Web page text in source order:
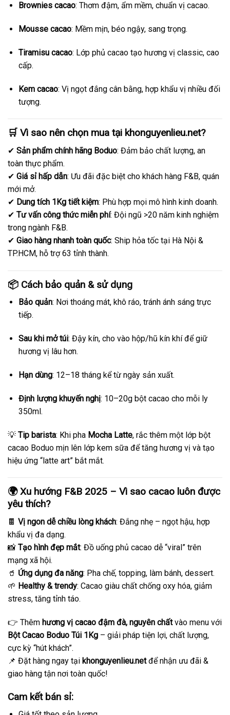
Brownies cacao: Thơm đậm, ẩm mềm, chuẩn vị cacao.
Mousse cacao: Mềm mịn, béo ngậy, sang trọng.
Tiramisu cacao: Lớp phủ cacao tạo hương vị classic, cao
cấp.
Kem cacao: Vị ngọt đắng cân bằng, hợp khẩu vị nhiều đối
tượng.
🛒 Vì sao nên chọn mua tại khonguyenlieu.net?
✔ Sản phẩm chính hãng Boduo: Đảm bảo chất lượng, an
toàn thực phẩm.
✔ Giá sỉ hấp dẫn: Ưu đãi đặc biệt cho khách hàng F&B, quán
mới mở.
✔ Dung tích 1Kg tiết kiệm: Phù hợp mọi mô hình kinh doanh.
✔ Tư vấn công thức miễn phí: Đội ngũ >20 năm kinh nghiệm
trong ngành F&B.
✔ Giao hàng nhanh toàn quốc: Ship hỏa tốc tại Hà Nội &
TP.HCM, hỗ trợ 63 tỉnh thành.
📦 Cách bảo quản & sử dụng
Bảo quản: Nơi thoáng mát, khô ráo, tránh ánh sáng trực
tiếp.
Sau khi mở túi: Đậy kín, cho vào hộp/hũ kín khí để giữ
hương vị lâu hơn.
Hạn dùng: 12–18 tháng kể từ ngày sản xuất.
Định lượng khuyến nghị: 10–20g bột cacao cho mỗi ly
350ml.
💡 Tip barista: Khi pha Mocha Latte, rắc thêm một lớp bột
cacao Boduo mịn lên lớp kem sữa để tăng hương vị và tạo
hiệu ứng “latte art” bắt mắt.
🌍 Xu hướng F&B 2025 – Vì sao cacao luôn được
yêu thích?
🍫 Vị ngon dễ chiều lòng khách: Đắng nhẹ – ngọt hậu, hợp
khẩu vị đa dạng.
📸 Tạo hình đẹp mắt: Đồ uống phủ cacao dễ “viral” trên
mạng xã hội.
🥤 Ứng dụng đa năng: Pha chế, topping, làm bánh, dessert.
🌱 Healthy & trendy: Cacao giàu chất chống oxy hóa, giảm
stress, tăng tỉnh táo.
👉 Thêm hương vị cacao đậm đà, nguyên chấtvào menu với
Bột Cacao Boduo Túi 1Kg – giải pháp tiện lợi, chất lượng,
cực kỳ “hút khách”.
📌 Đặt hàng ngay tại khonguyenlieu.netđể nhận ưu đãi &
giao hàng tận nơi toàn quốc!
Cam kết bán sỉ: